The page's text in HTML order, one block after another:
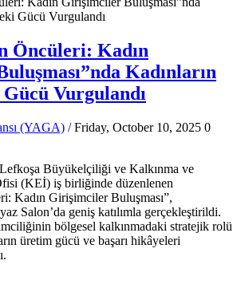
Öncüleri: Kadın
Kadınların
Vurgulandı
(YAGA) / Friday, October 10, 2025 0
Büyükelçiliği ve Kalkınma ve
(KEİ) iş birliğinde düzenlenen
Kadın Girişimciler Buluşması”,
Salon’da geniş katılımla gerçekleştirildi.
bölgesel kalkınmadaki stratejik rolü
üretim gücü ve başarı hikâyeleri